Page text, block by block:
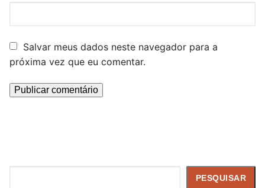
Salvar meus dados neste navegador para a
próxima vez que eu comentar.
PESQUISAR